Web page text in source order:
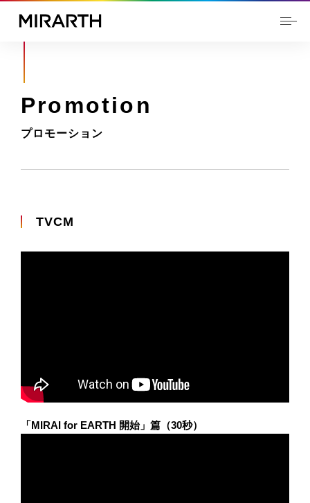
Promotion
プロモーション
TVCM
「MIRAI for EARTH 開始」篇（30秒）